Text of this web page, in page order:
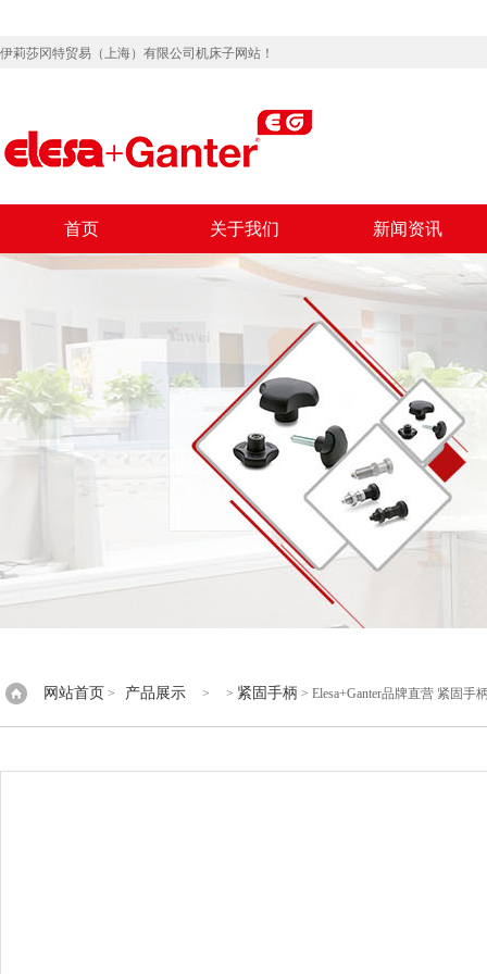
伊莉莎冈特贸易（上海）有限公司机床子网站！
首页 关于我们 新闻资讯
网站首页 > 产品展示 > > 紧固手柄 > Elesa+Ganter品牌直营 紧固手